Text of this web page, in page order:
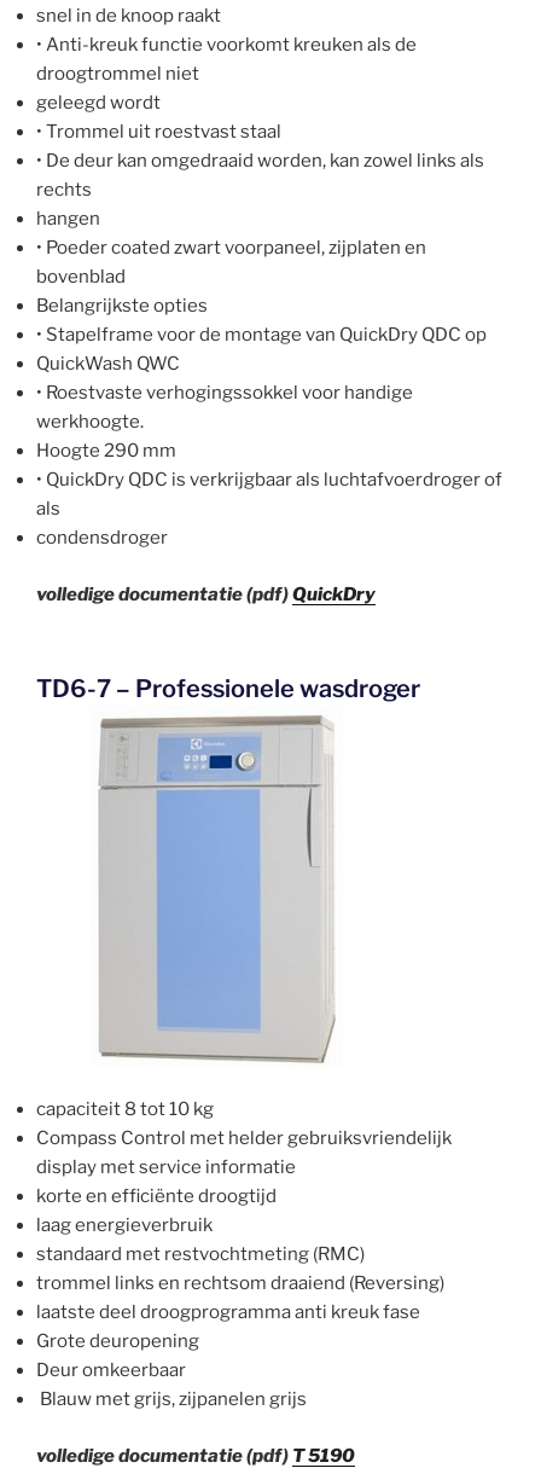
snel in de knoop raakt
• Anti-kreuk functie voorkomt kreuken als de
droogtrommel niet
geleegd wordt
• Trommel uit roestvast staal
• De deur kan omgedraaid worden, kan zowel links als
rechts
hangen
• Poeder coated zwart voorpaneel, zijplaten en
bovenblad
Belangrijkste opties
• Stapelframe voor de montage van QuickDry QDC op
QuickWash QWC
• Roestvaste verhogingssokkel voor handige
werkhoogte.
Hoogte 290 mm
• QuickDry QDC is verkrijgbaar als luchtafvoerdroger of
als
condensdroger
volledige documentatie (pdf)QuickDry
TD6-7 – Professionele wasdroger
capaciteit 8 tot 10 kg
Compass Control met helder gebruiksvriendelijk
display met service informatie
korte en efficiënte droogtijd
laag energieverbruik
standaard met restvochtmeting (RMC)
trommel links en rechtsom draaiend (Reversing)
laatste deel droogprogramma anti kreuk fase
Grote deuropening
Deur omkeerbaar
Blauw met grijs, zijpanelen grijs
volledige documentatie (pdf) T 5190